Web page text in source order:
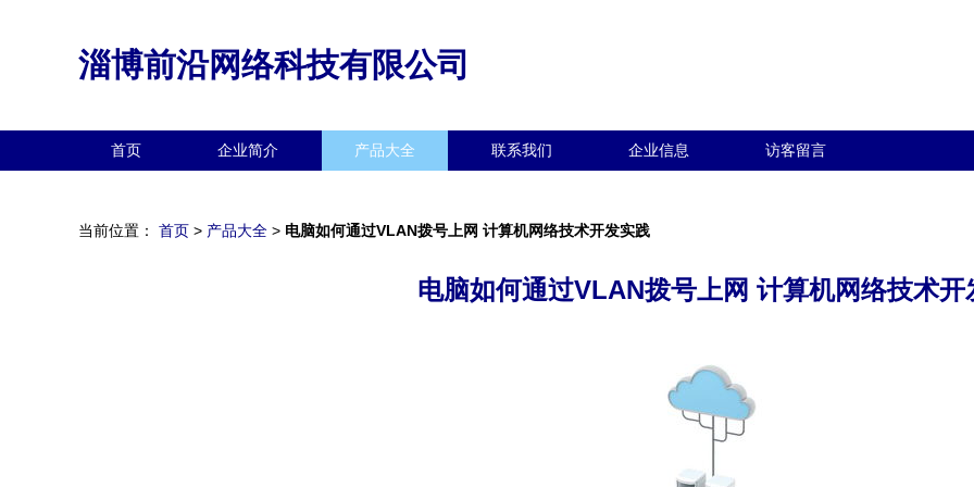
淄博前沿网络科技有限公司
首页 企业简介 产品大全 联系我们 企业信息 访客留言
当前位置： 首页 > 产品大全 > 电脑如何通过VLAN拨号上网 计算机网络技术开发实践
电脑如何通过VLAN拨号上网 计算机网络技术开